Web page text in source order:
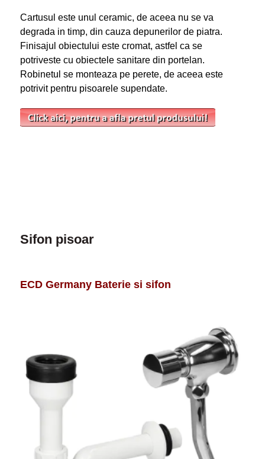
Cartusul este unul ceramic, de aceea nu se va
degrada in timp, din cauza depunerilor de piatra.
Finisajul obiectului este cromat, astfel ca se
potriveste cu obiectele sanitare din portelan.
Robinetul se monteaza pe perete, de aceea este
potrivit pentru pisoarele supendate.
Sifon pisoar
ECD Germany Baterie si sifon